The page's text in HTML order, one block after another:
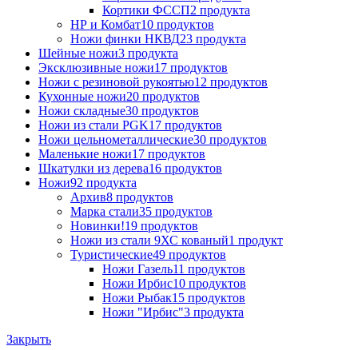
Кортики ФССП2 продукта
НР и Комбат10 продуктов
Ножи финки НКВД23 продукта
Шейные ножи3 продукта
Эксклюзивные ножи17 продуктов
Ножи с резиновой рукоятью12 продуктов
Кухонные ножи20 продуктов
Ножи складные30 продуктов
Ножи из стали PGK17 продуктов
Ножи цельнометаллические30 продуктов
Маленькие ножи17 продуктов
Шкатулки из дерева16 продуктов
Ножи92 продукта
Архив8 продуктов
Марка стали35 продуктов
Новинки!19 продуктов
Ножи из стали 9ХС кованый1 продукт
Туристические49 продуктов
Ножи Газель11 продуктов
Ножи Ирбис10 продуктов
Ножи Рыбак15 продуктов
Ножи "Ирбис"3 продукта
Закрыть